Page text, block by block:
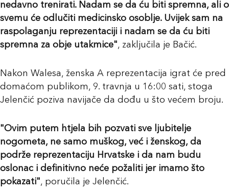
nedavno trenirati. Nadam se da ću biti spremna, ali o
svemu će odlučiti medicinsko osoblje. Uvijek sam na
raspolaganju reprezentaciji i nadam se da ću biti
spremna za obje utakmice", zaključila je Bačić.
Nakon Walesa, ženska A reprezentacija igrat će pred
domaćom publikom, 9. travnja u 16:00 sati, stoga
Jelenčić poziva navijače da dođu u što većem broju.
"Ovim putem htjela bih pozvati sve ljubitelje
nogometa, ne samo muškog, već i ženskog, da
podrže reprezentaciju Hrvatske i da nam budu
oslonac i definitivno neće požaliti jer imamo što
pokazati", poručila je Jelenčić.